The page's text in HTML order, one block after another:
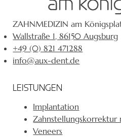
ZAHNMEDIZIN am
Wallstraße 1, 86150 Augsburg
+49 (0) 821 471288
info@aux-dent.de
LEISTUNGEN
Implantation
Zahnstellungskorrektur
Veneers